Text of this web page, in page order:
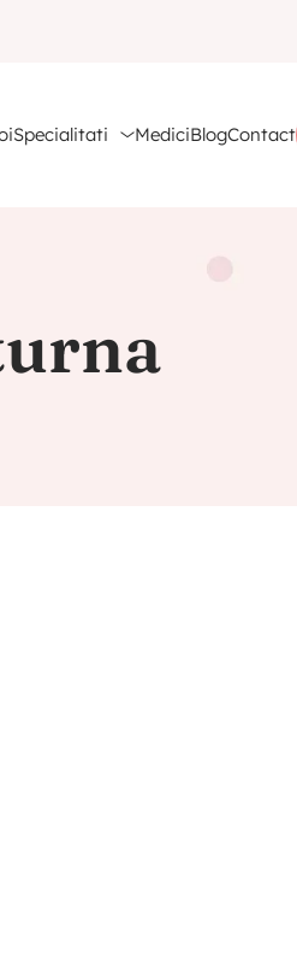
Specialitati MediciBlogContact